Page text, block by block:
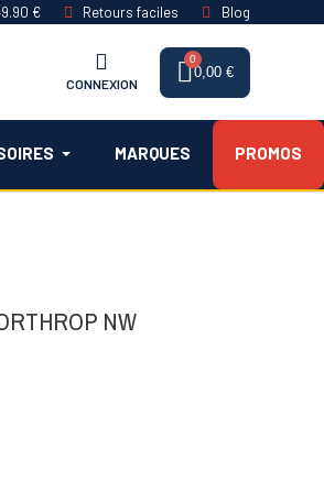
€ Retours faciles Blog
CONNEXION
0,00 €
MARQUES PROMOS
NW